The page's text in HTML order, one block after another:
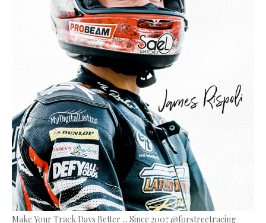
Make Your Track Days Better ... Since 2007 @forstreetracing